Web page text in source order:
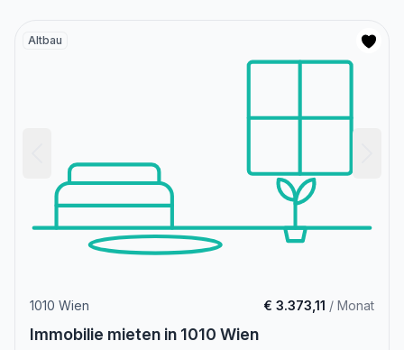
Altbau
1010 Wien € 3.373,11 / Monat
Immobilie mieten in 1010 Wien